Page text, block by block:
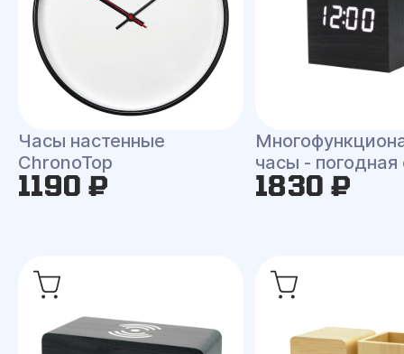
Часы настенные
ChronoTop
1190 ₽
часы - погодная
1830 ₽